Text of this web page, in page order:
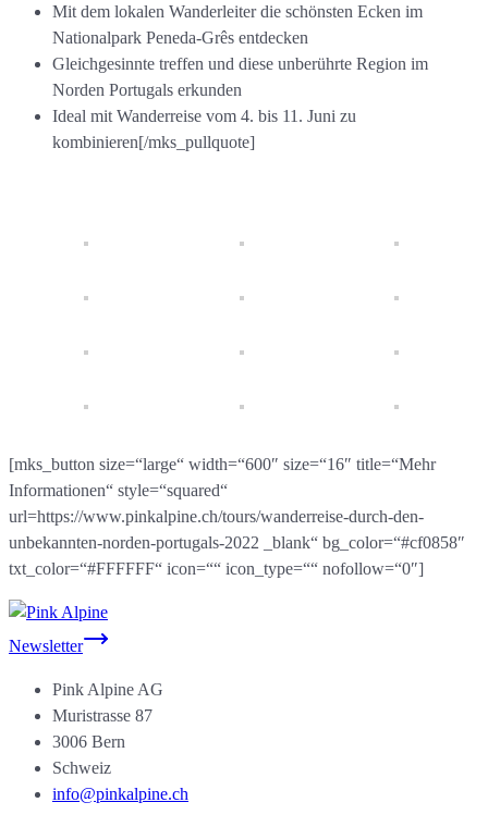
Mit dem lokalen Wanderleiter die schönsten Ecken im
Nationalpark Peneda-Grês entdecken
Gleichgesinnte treffen und diese unberührte Region im
Norden Portugals erkunden
Ideal mit Wanderreise vom 4. bis 11. Juni zu
kombinieren[/mks_pullquote]
[mks_button size=“large“ width=“600″ size=“16″ title=“Mehr
Informationen“ style=“squared“
url=https://www.pinkalpine.ch/tours/wanderreise-durch-den-
unbekannten-norden-portugals-2022 _blank“ bg_color=“#cf0858″
txt_color=“#FFFFFF“ icon=““ icon_type=““ nofollow=“0″]
Newsletter
Pink Alpine AG
Muristrasse 87
3006 Bern
Schweiz
info@pinkalpine.ch